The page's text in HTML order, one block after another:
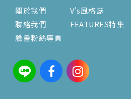
關於我們
聯絡我們
臉書粉絲專頁
V's風格誌
FEATURES特集